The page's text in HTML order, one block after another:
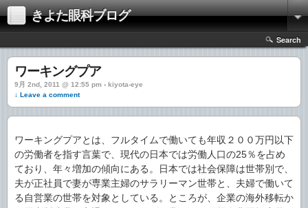
きよた眼科ブログ
Search
ワーキングプア
9月 2nd, 2011 @ 12:55 pm › kiyota-eye
↓ Leave a comment
ワーキングプアとは、フルタイムで働いても年収２００万円以下
の労働者を指す言葉で、現代の日本では労働人口の25％を占め
ており、年々増加の傾向にある。日本では社会保障は世帯別で、
夫が正社員で妻が専業主婦のサラリーマン世帯と、夫婦で働いて
る自営業の世帯を対象としている。ところが、企業の海外移転か